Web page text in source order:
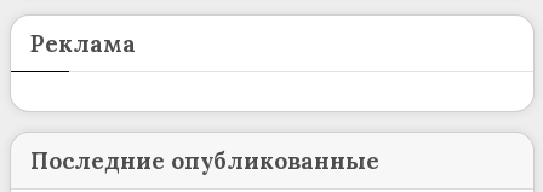
Реклама
Последние опубликованные